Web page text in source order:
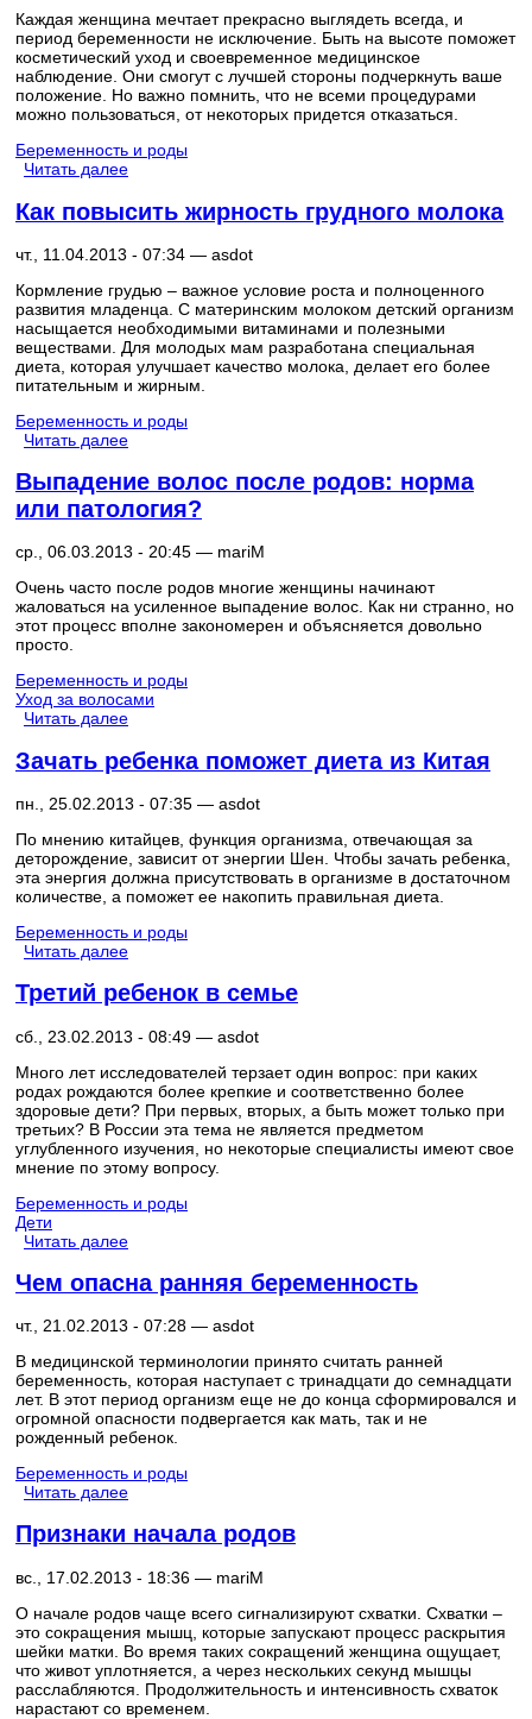
Каждая женщина мечтает прекрасно выглядеть всегда, и
период беременности не исключение. Быть на высоте поможет
косметический уход и своевременное медицинское
наблюдение. Они смогут с лучшей стороны подчеркнуть ваше
положение. Но важно помнить, что не всеми процедурами
можно пользоваться, от некоторых придется отказаться.
Беременность и роды
Читать далее
Как повысить жирность грудного молока
чт., 11.04.2013 - 07:34 — asdot
Кормление грудью – важное условие роста и полноценного
развития младенца. С материнским молоком детский организм
насыщается необходимыми витаминами и полезными
веществами. Для молодых мам разработана специальная
диета, которая улучшает качество молока, делает его более
питательным и жирным.
Беременность и роды
Читать далее
Выпадение волос после родов: норма
или патология?
ср., 06.03.2013 - 20:45 — mariM
Очень часто после родов многие женщины начинают
жаловаться на усиленное выпадение волос. Как ни странно, но
этот процесс вполне закономерен и объясняется довольно
просто.
Беременность и роды
Уход за волосами
Читать далее
Зачать ребенка поможет диета из Китая
пн., 25.02.2013 - 07:35 — asdot
По мнению китайцев, функция организма, отвечающая за
деторождение, зависит от энергии Шен. Чтобы зачать ребенка,
эта энергия должна присутствовать в организме в достаточном
количестве, а поможет ее накопить правильная диета.
Беременность и роды
Читать далее
Третий ребенок в семье
сб., 23.02.2013 - 08:49 — asdot
Много лет исследователей терзает один вопрос: при каких
родах рождаются более крепкие и соответственно более
здоровые дети? При первых, вторых, а быть может только при
третьих? В России эта тема не является предметом
углубленного изучения, но некоторые специалисты имеют свое
мнение по этому вопросу.
Беременность и роды
Дети
Читать далее
Чем опасна ранняя беременность
чт., 21.02.2013 - 07:28 — asdot
В медицинской терминологии принято считать ранней
беременность, которая наступает с тринадцати до семнадцати
лет. В этот период организм еще не до конца сформировался и
огромной опасности подвергается как мать, так и не
рожденный ребенок.
Беременность и роды
Читать далее
Признаки начала родов
вс., 17.02.2013 - 18:36 — mariM
О начале родов чаще всего сигнализируют схватки. Схватки –
это сокращения мышц, которые запускают процесс раскрытия
шейки матки. Во время таких сокращений женщина ощущает,
что живот уплотняется, а через нескольких секунд мышцы
расслабляются. Продолжительность и интенсивность схваток
нарастают со временем.